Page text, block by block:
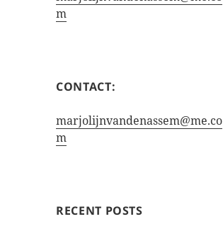
m
CONTACT:
marjolijnvandenassem@me.co
m
RECENT POSTS